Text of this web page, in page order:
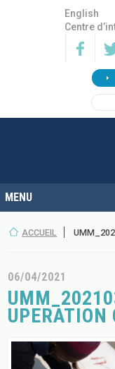
English
Centre
ACCUEIL
06/04/2021
UPERATION